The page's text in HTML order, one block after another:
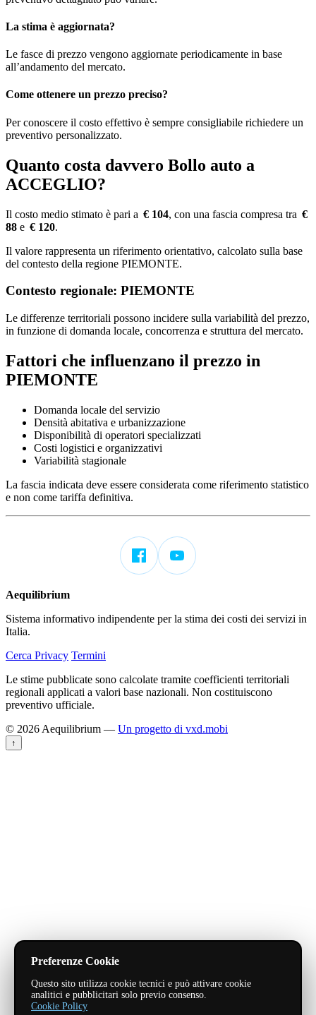
La stima è aggiornata?
Le fasce di prezzo vengono aggiornate periodicamente in base
all’andamento del mercato.
Come ottenere un prezzo preciso?
Per conoscere il costo effettivo è sempre consigliabile richiedere un
preventivo personalizzato.
Quanto costa davvero Bollo auto a
ACCEGLIO?
Il costo medio stimato è pari a € 104, con una fascia compresa tra €
88 e € 120.
Il valore rappresenta un riferimento orientativo, calcolato sulla base
del contesto della regione PIEMONTE.
Contesto regionale: PIEMONTE
Le differenze territoriali possono incidere sulla variabilità del prezzo,
in funzione di domanda locale, concorrenza e struttura del mercato.
Fattori che influenzano il prezzo in
PIEMONTE
Domanda locale del servizio
Densità abitativa e urbanizzazione
Disponibilità di operatori specializzati
Costi logistici e organizzativi
Variabilità stagionale
La fascia indicata deve essere considerata come riferimento statistico
e non come tariffa definitiva.
Aequilibrium
Sistema informativo indipendente per la stima dei costi dei servizi in
Italia.
Cerca Privacy Termini
Le stime pubblicate sono calcolate tramite coefficienti territoriali
regionali applicati a valori base nazionali. Non costituiscono
preventivo ufficiale.
© 2026 Aequilibrium — Un progetto di vxd.mobi
↑
Preferenze Cookie
Questo sito utilizza cookie tecnici e può attivare cookie
analitici e pubblicitari solo previo consenso.
Cookie Policy